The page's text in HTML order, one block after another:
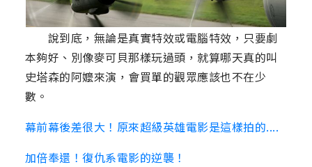
說到底，無論是真實特效或電腦特效，只要劇
本夠好、別像麥可貝那樣玩過頭，就算哪天真的叫
史塔森的阿嬤來演，會買單的觀眾應該也不在少
數。
幕前幕後差很大！原來超級英雄電影是這樣拍的....
加倍奉還！復仇系電影的逆襲！